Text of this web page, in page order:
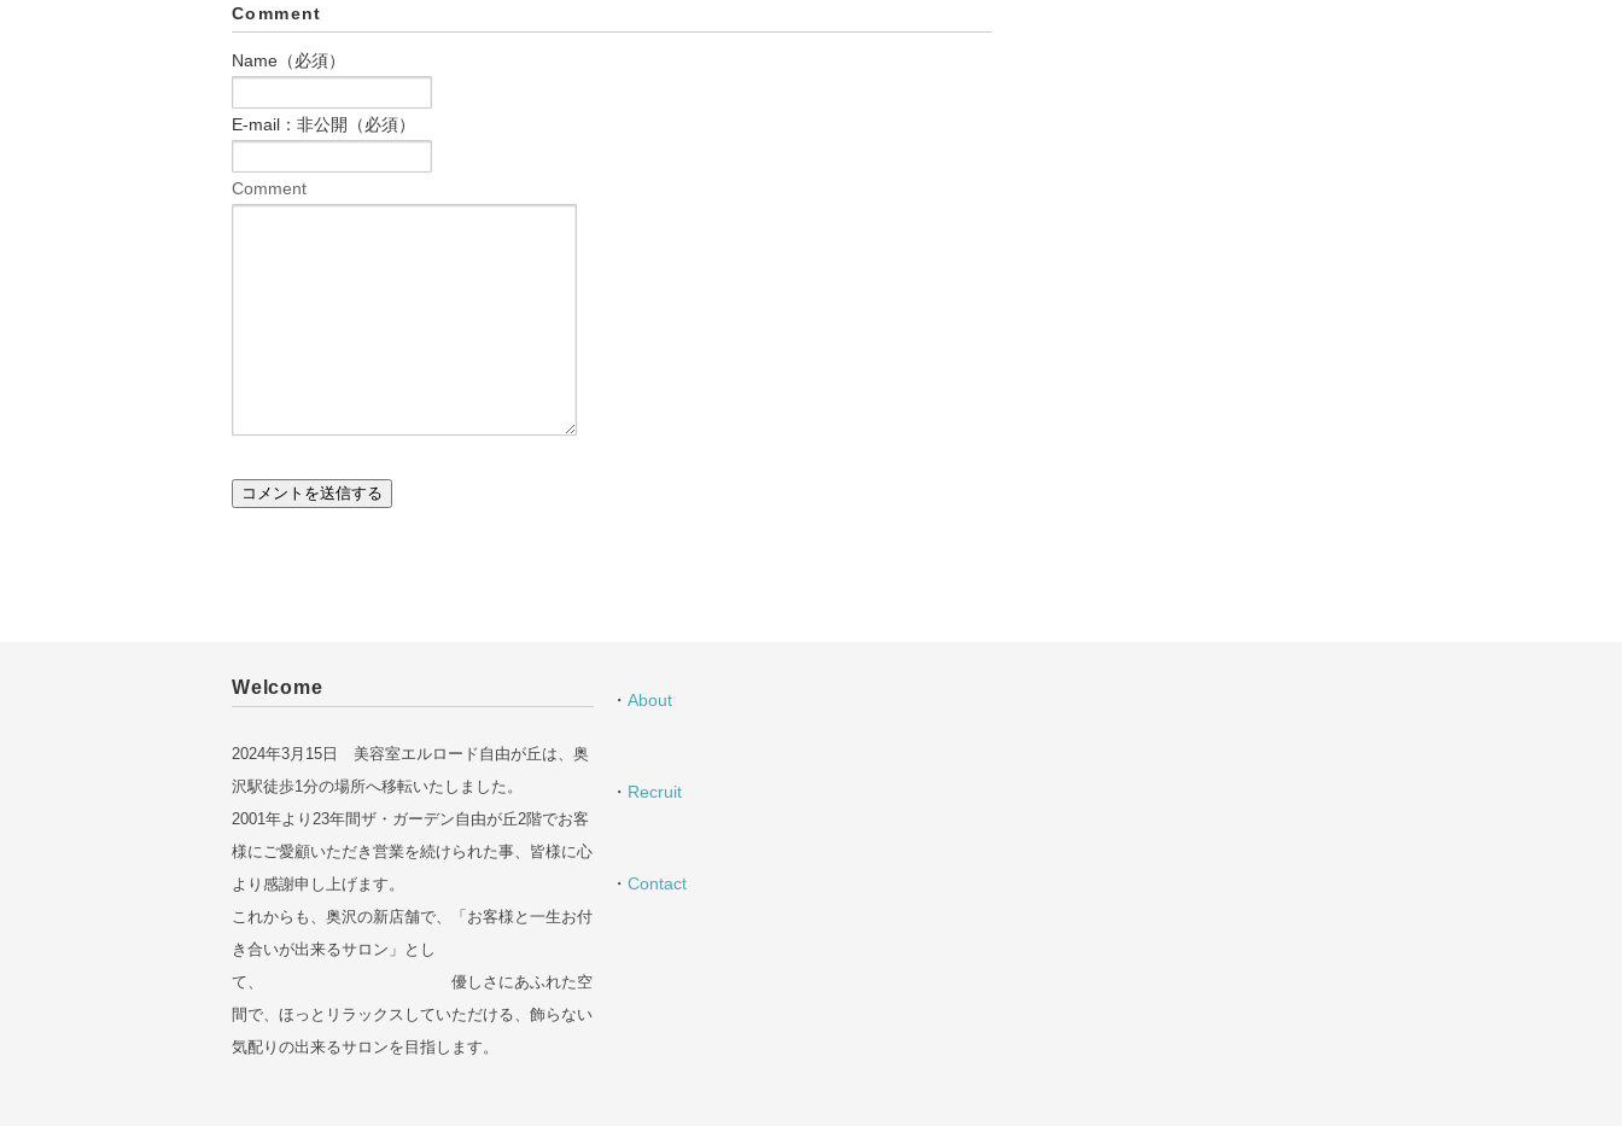
Comment
Name（必須）
E-mail：非公開（必須）
Comment
Welcome
2024年3月15日 美容室エルロード自由が丘は、奥
沢駅徒歩1分の場所へ移転いたしました。
2001年より23年間ザ・ガーデン自由が丘2階でお客
様にご愛顧いただき営業を続けられた事、皆様に心
より感謝申し上げます。
これからも、奥沢の新店舗で、「お客様と一生お付
き合いが出来るサロン」とし
て、 優しさにあふれた空
間で、ほっとリラックスしていただける、飾らない
気配りの出来るサロンを目指します。
・ About
・ Recruit
・ Contact